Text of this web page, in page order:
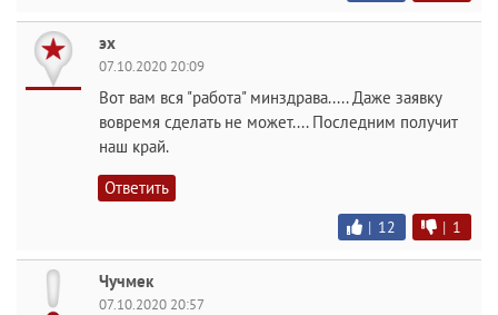
эх
07.10.2020 20:09
Вот вам вся "работа" минздрава..... Даже заявку
вовремя сделать не может.... Последним получит
наш край.
Ответить
| 12 | 1
Чучмек
07.10.2020 20:57